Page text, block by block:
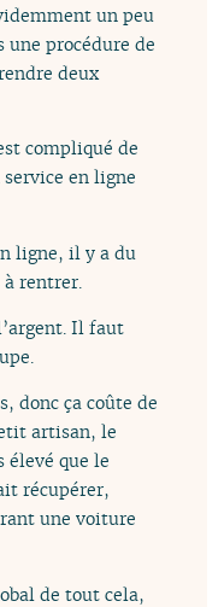
un peu
une procédure de
deux
compliqué de
en ligne
ligne, il y a du
rentrer.
Il faut
donc ça coûte de
artisan, le
que le
récupérer,
une voiture
de tout cela,